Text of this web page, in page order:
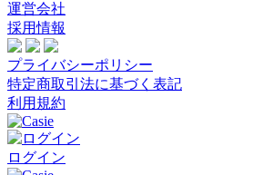
運営会社
採用情報
プライバシーポリシー
特定商取引法に基づく表記
利用規約
ログイン